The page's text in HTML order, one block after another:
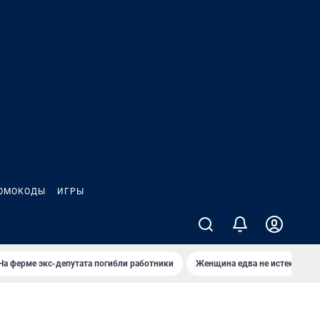
ИГРЫ
ферме экс-депутата погибли работники Женщина едва не истекла